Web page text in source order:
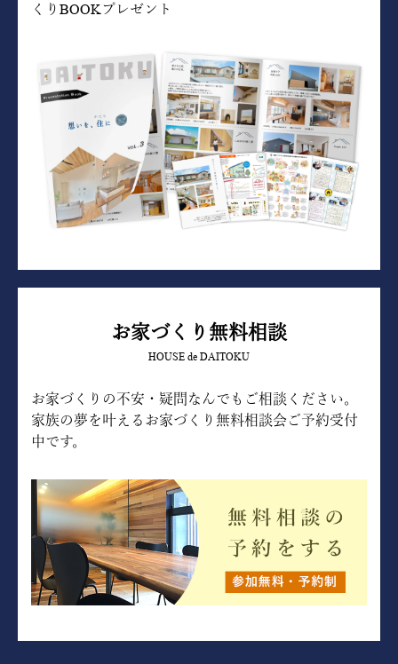
くりBOOKプレゼント
お家づくり無料相談
HOUSE de DAITOKU
お家づくりの不安・疑問なんでもご相談ください。
家族の夢を叶えるお家づくり無料相談会ご予約受付
中です。